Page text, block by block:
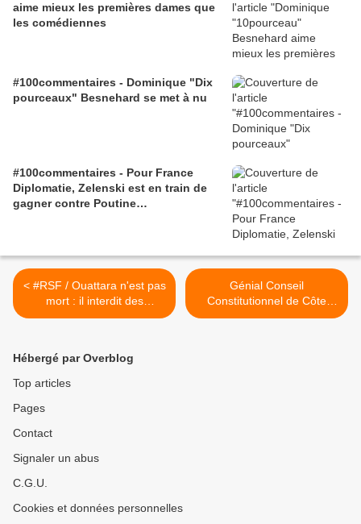
aime mieux les premières dames que
les comédiennes
#100commentaires - Dominique "Dix
pourceaux" Besnehard se met à nu
#100commentaires - Pour France
Diplomatie, Zelenski est en train de
gagner contre Poutine…
< #RSF / Ouattara n'est pas
mort : il interdit des
journaux ! (#LNC #CNP)
Génial Conseil
Constitutionnel de Côte
d’Ivoire ! / par le Dr Ahoua
Hébergé par Overblog
Top articles
Pages
Contact
Signaler un abus
C.G.U.
Cookies et données personnelles